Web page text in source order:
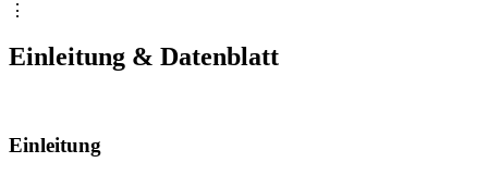
⋮
Einleitung & Datenblatt
Einleitung